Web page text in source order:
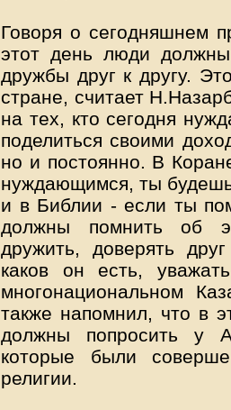
Говоря о сегодняшнем
этот день люди
дружбы друг к другу.
стране, считает
на тех, кто сегодня
поделиться своими
но и постоянно. В
нуждающимся, ты
и в Библии - если ты
должны помнить об
дружить, доверять
каков он есть,
многонациональном
также напомнил, что в
должны попросить у
которые были
религии.